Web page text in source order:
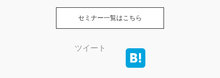
セミナー一覧はこちら
ツイート